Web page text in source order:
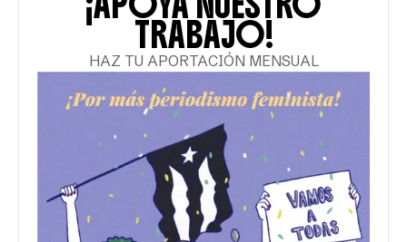
TRABAJO!
HAZ TU APORTACIÓN MENSUAL